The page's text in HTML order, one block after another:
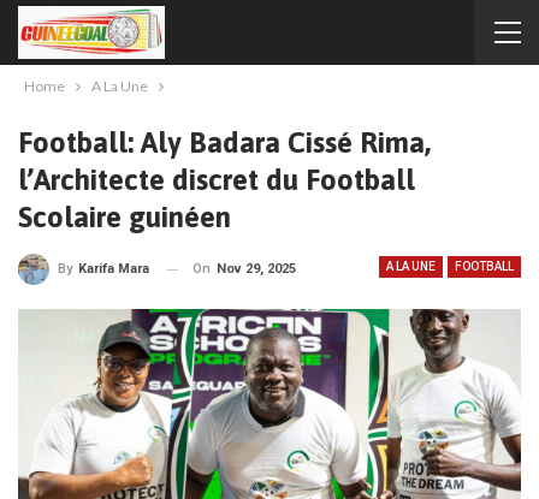
Home A La Une
Football: Aly Badara Cissé Rima,
l’Architecte discret du Football
Scolaire guinéen
A LA UNE FOOTBALL
By Karifa Mara On Nov 29, 2025